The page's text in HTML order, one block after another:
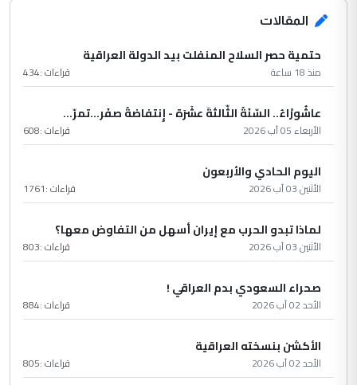
المقالات
حتمية حصر السلاح المنفلت بيد الدولة العراقية
منذ 18 ساعة قراءات :434
عاشُورْاءُ.. السّنَةُ الثّالثةَ عشَرَة - إِنتفاضةُ صفَر…تمرّ...
الأربعاء 05 آب 2026 قراءات :608
اليوم الحادي والأربعون
الأثنين 03 آب 2026 قراءات :1761
لماذا تبدو الحرب مع إيران أسهل من التفاوض معها؟
الأثنين 03 آب 2026 قراءات :803
صحراء السعودي بدم العراقي !
الأحد 02 آب 2026 قراءات :884
الأكشن بنسخته العراقية
الأحد 02 آب 2026 قراءات :805